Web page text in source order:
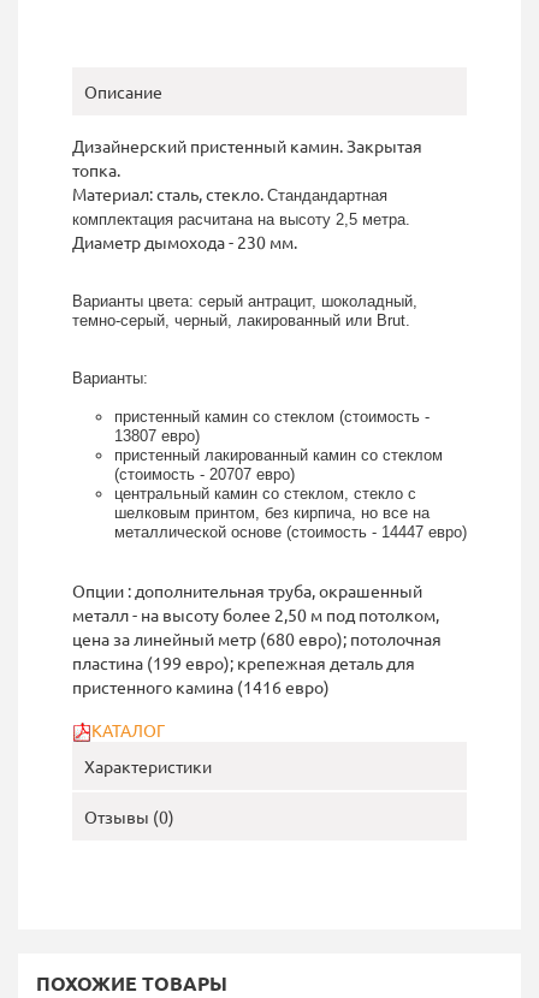
Описание
Дизайнерский пристенный камин. Закрытая
топка.
Материал: сталь, стекло. Стандандартная
комплектация расчитана на высоту 2,5 метра.
Диаметр дымохода - 230 мм.
Варианты цвета: серый антрацит, шоколадный,
темно-серый, черный, лакированный или Brut.
Варианты:
пристенный камин со стеклом (стоимость -
13807 евро)
пристенный лакированный камин со стеклом
(стоимость - 20707 евро)
центральный камин со стеклом, стекло с
шелковым принтом, без кирпича, но все на
металлической основе (стоимость - 14447 евро)
Опции : дополнительная труба, окрашенный
металл - на высоту более 2,50 м под потолком,
цена за линейный метр (680 евро); потолочная
пластина (199 евро); крепежная деталь для
пристенного камина (1416 евро)
КАТАЛОГ
Характеристики
Отзывы (0)
ПОХОЖИЕ ТОВАРЫ